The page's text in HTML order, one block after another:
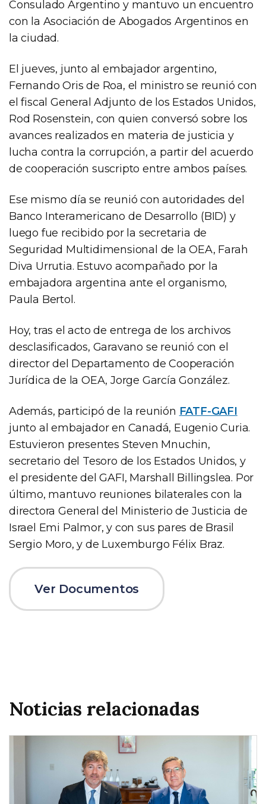
Consulado Argentino y mantuvo un encuentro
con la Asociación de Abogados Argentinos en
la ciudad.
El jueves, junto al embajador argentino,
Fernando Oris de Roa, el ministro se reunió con
el fiscal General Adjunto de los Estados Unidos,
Rod Rosenstein, con quien conversó sobre los
avances realizados en materia de justicia y
lucha contra la corrupción, a partir del acuerdo
de cooperación suscripto entre ambos países.
Ese mismo día se reunió con autoridades del
Banco Interamericano de Desarrollo (BID) y
luego fue recibido por la secretaria de
Seguridad Multidimensional de la OEA, Farah
Diva Urrutia. Estuvo acompañado por la
embajadora argentina ante el organismo,
Paula Bertol.
Hoy, tras el acto de entrega de los archivos
desclasificados, Garavano se reunió con el
director del Departamento de Cooperación
Jurídica de la OEA, Jorge García González.
Además, participó de la reunión FATF-GAFI
junto al embajador en Canadá, Eugenio Curia.
Estuvieron presentes Steven Mnuchin,
secretario del Tesoro de los Estados Unidos, y
el presidente del GAFI, Marshall Billingslea. Por
último, mantuvo reuniones bilaterales con la
directora General del Ministerio de Justicia de
Israel Emi Palmor, y con sus pares de Brasil
Sergio Moro, y de Luxemburgo Félix Braz.
Ver Documentos
Noticias relacionadas